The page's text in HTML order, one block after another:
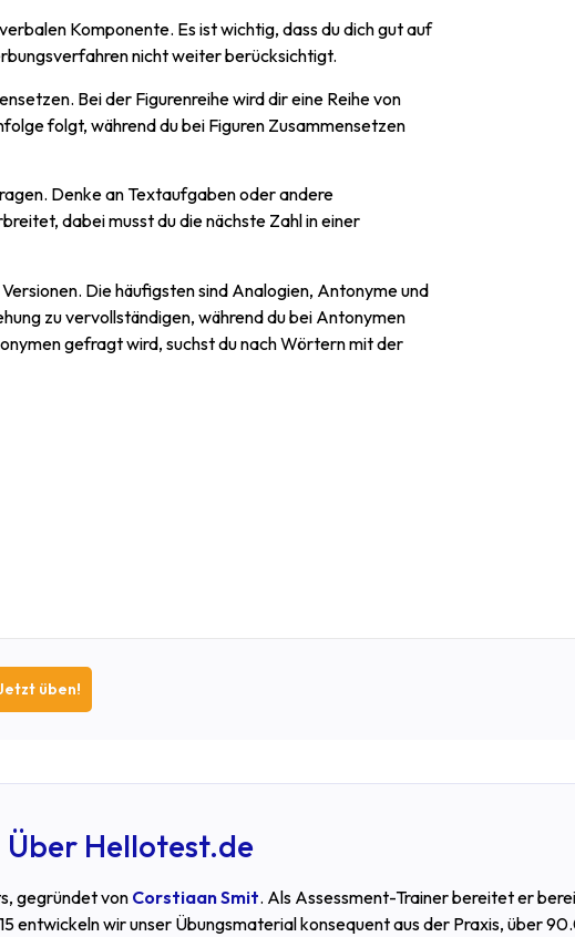
Komponente. Es ist wichtig, dass du dich gut auf
nicht weiter berücksichtigt.
Bei der Figurenreihe wird dir eine Reihe von
folgt, während du bei Figuren Zusammensetzen
Denke an Textaufgaben oder andere
dabei musst du die nächste Zahl in einer
Die häufigsten sind Analogien, Antonyme und
zu vervollständigen, während du bei Antonymen
gefragt wird, suchst du nach Wörtern mit der
üben!
Über Hellotest.de
gegründet von Corstiaan Smit. Als Assessment-Trainer bereitet er
wir unser Übungsmaterial konsequent aus der Praxis, über